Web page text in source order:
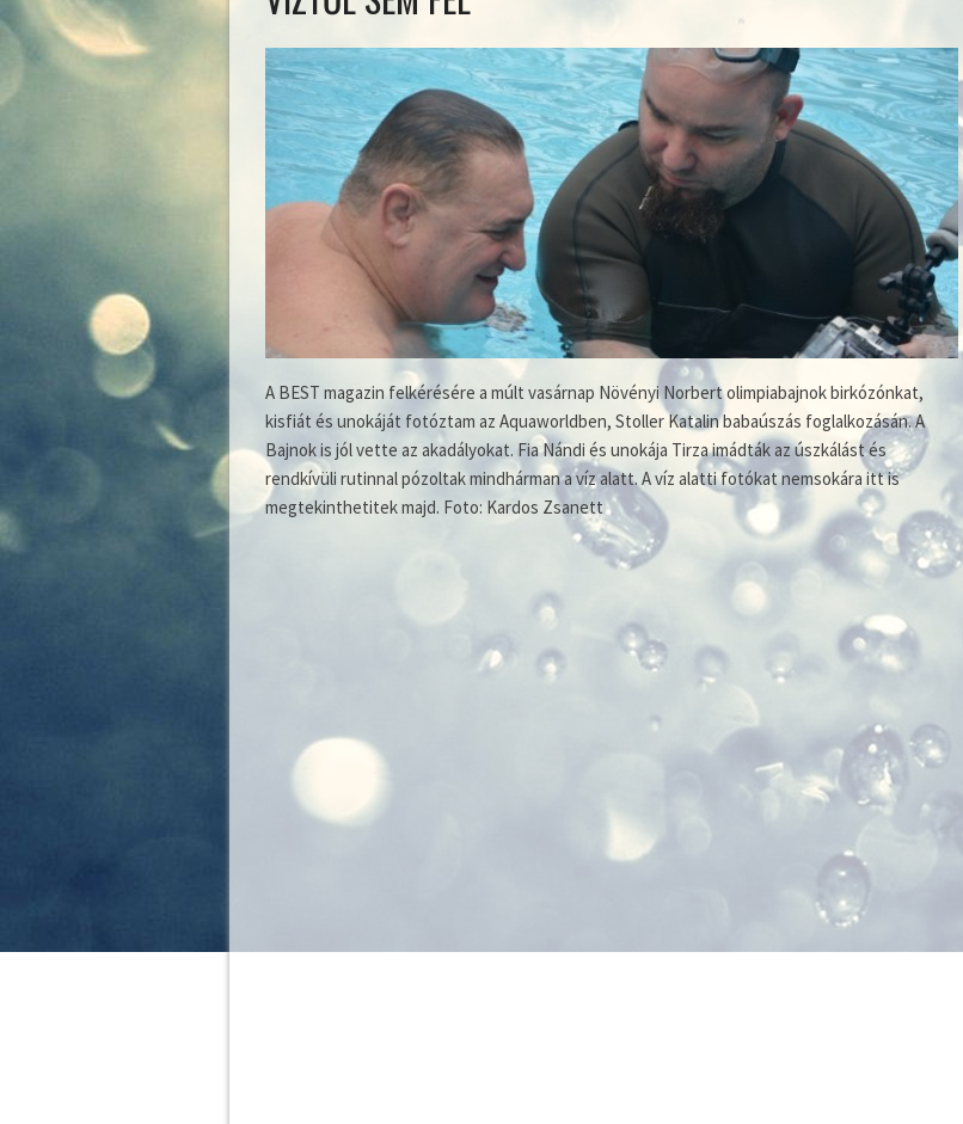
A BEST magazin felkérésére a múlt vasárnap Növényi Norbert olimpiabajnok birkózónkat,
kisfiát és unokáját fotóztam az Aquaworldben, Stoller Katalin babaúszás foglalkozásán. A
Bajnok is jól vette az akadályokat. Fia Nándi és unokája Tirza imádták az úszkálást és
rendkívüli rutinnal pózoltak mindhárman a víz alatt. A víz alatti fotókat nemsokára itt is
megtekinthetitek majd. Foto: Kardos Zsanett